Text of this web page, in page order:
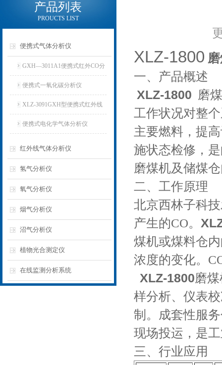
产品列表
PROUCTS LIST
便携式气体分析仪
GXH—3011A1便携式红外CO分
析仪
便携式一氧化碳分析仪
XLZ-3091GXH型便携式红外线
分析仪
便携式电化学气体分析仪
红外线气体分析仪
氢气分析仪
氧气分析仪
烟气分析仪
沼气分析仪
植物光合测定仪
在线监测分析系统
XLZ-1800
一、产品概述
XLZ-1800 磨
工作状况对整
主要燃料，提
施状态检修，
磨煤机及储煤
二、工作原理
北京西林子科
产生的CO。
煤机或煤料仓
浓度的变化。
XLZ-1800磨
样分析、仪表
制。成套性服
现场投运，是
三、行业应用